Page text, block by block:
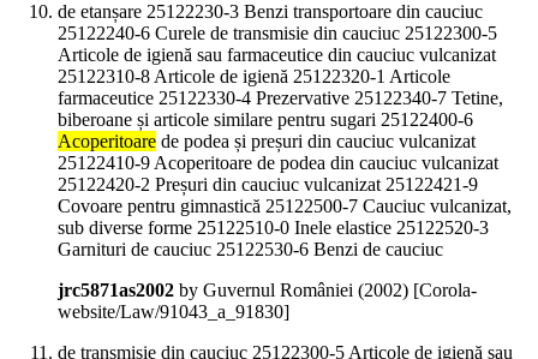
de etanșare 25122230-3 Benzi transportoare din cauciuc
25122240-6 Curele de transmisie din cauciuc 25122300-5
Articole de igienă sau farmaceutice din cauciuc vulcanizat
25122310-8 Articole de igienă 25122320-1 Articole
farmaceutice 25122330-4 Prezervative 25122340-7 Tetine,
biberoane și articole similare pentru sugari 25122400-6
Acoperitoare de podea și preșuri din cauciuc vulcanizat
25122410-9 Acoperitoare de podea din cauciuc vulcanizat
25122420-2 Preșuri din cauciuc vulcanizat 25122421-9
Covoare pentru gimnastică 25122500-7 Cauciuc vulcanizat,
sub diverse forme 25122510-0 Inele elastice 25122520-3
Garnituri de cauciuc 25122530-6 Benzi de cauciuc
jrc5871as2002 by Guvernul României (2002) [Corola-
website/Law/91043_a_91830]
de transmisie din cauciuc 25122300-5 Articole de igienă sau